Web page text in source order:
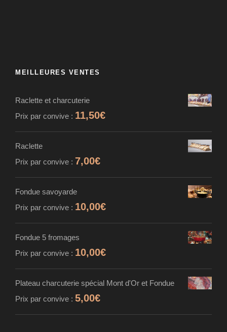
MEILLEURES VENTES
Raclette et charcuterie
Prix par convive : 11,50€
Raclette
Prix par convive : 7,00€
Fondue savoyarde
Prix par convive : 10,00€
Fondue 5 fromages
Prix par convive : 10,00€
Plateau charcuterie spécial Mont d'Or et Fondue
Prix par convive : 5,00€